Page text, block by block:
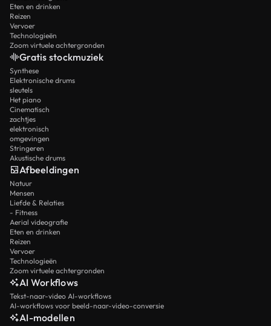
Eten en drinken
Reizen
Vervoer
Technologieën
Zoom virtuele achtergronden
Gratis stockmuziek
Synthese
Elektronische drums
sleutels
Het piano
Cinematisch
zachtjes
elektronisch
omgevingen
Stringeren
Akustische drums
Afbeeldingen
Natuur
Mensen
Liefde & Relaties
- Fitness
Aerial videografie
Eten en drinken
Reizen
Vervoer
Technologieën
Zoom virtuele achtergronden
AI Workflows
Tekst-naar-video AI-workflows
AI-workflows voor beeld-naar-video-conversie
AI-modellen